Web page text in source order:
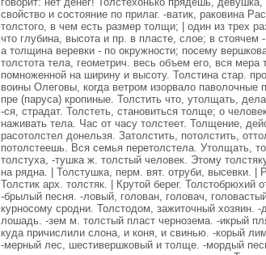
свойство и состояние по прилаг. -ватик, раковина
толстого, в чем есть размер толщи; | один из трех
что глубина, высота и пр. в пласте, слое; в
а толщина веревки - по окружности; посему
толстота тела, геометрич. весь объем его, вся
помноженной на ширину и высоту. Толстина стар.
воины Олеговы, когда ветром изорвало
пре (паруса) кропиные. Толстить что, утолщать,
-ся, страдат. Толстеть, становиться толще; о
наживать тела. Час от часу толстеет. Толщение,
расотолстел донельзя. Затолстить, потолстить,
потолстеешь. Вся семья перетолстела. Утолщать,
толстуха, -тушка ж. толстый человек. Этому
на рядна. | Толстушка, перм. вят. отруби, высевки. |
Толстик арх. толстяк. | Крутой берег.
-брылый песня. -ловый, голован, головач,
курносому сродни. Толстодом, зажиточный хозяин.
лошадь. -зем м. толстый пласт чернозема. -икрый
куда причислили слона, и коня, и свинью. -корый
-мерный лес, шестивершковый и толще. -мордый